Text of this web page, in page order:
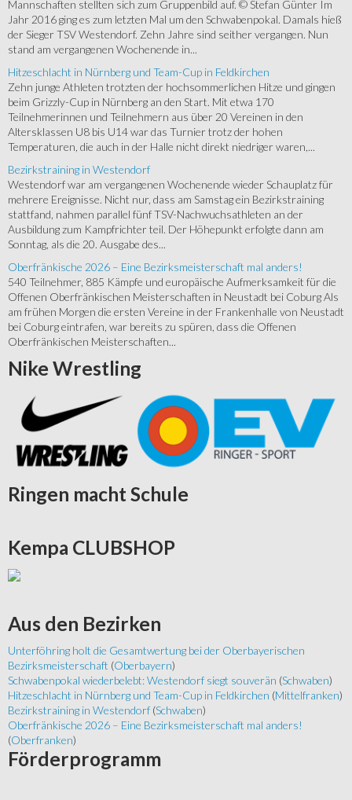
Mannschaften stellten sich zum Gruppenbild auf. © Stefan Günter Im
Jahr 2016 ging es zum letzten Mal um den Schwabenpokal. Damals hieß
der Sieger TSV Westendorf. Zehn Jahre sind seither vergangen. Nun
stand am vergangenen Wochenende in...
Hitzeschlacht in Nürnberg und Team-Cup in Feldkirchen
Zehn junge Athleten trotzten der hochsommerlichen Hitze und gingen
beim Grizzly-Cup in Nürnberg an den Start. Mit etwa 170
Teilnehmerinnen und Teilnehmern aus über 20 Vereinen in den
Altersklassen U8 bis U14 war das Turnier trotz der hohen
Temperaturen, die auch in der Halle nicht direkt niedriger waren,...
Bezirkstraining in Westendorf
Westendorf war am vergangenen Wochenende wieder Schauplatz für
mehrere Ereignisse. Nicht nur, dass am Samstag ein Bezirkstraining
stattfand, nahmen parallel fünf TSV-Nachwuchsathleten an der
Ausbildung zum Kampfrichter teil. Der Höhepunkt erfolgte dann am
Sonntag, als die 20. Ausgabe des...
Oberfränkische 2026 – Eine Bezirksmeisterschaft mal anders!
540 Teilnehmer, 885 Kämpfe und europäische Aufmerksamkeit für die
Offenen Oberfränkischen Meisterschaften in Neustadt bei Coburg Als
am frühen Morgen die ersten Vereine in der Frankenhalle von Neustadt
bei Coburg eintrafen, war bereits zu spüren, dass die Offenen
Oberfränkischen Meisterschaften...
Nike Wrestling
Ringen macht Schule
Kempa CLUBSHOP
Aus den Bezirken
Unterföhring holt die Gesamtwertung bei der Oberbayerischen
Bezirksmeisterschaft (Oberbayern)
Schwabenpokal wiederbelebt: Westendorf siegt souverän (Schwaben)
Hitzeschlacht in Nürnberg und Team-Cup in Feldkirchen (Mittelfranken)
Bezirkstraining in Westendorf (Schwaben)
Oberfränkische 2026 – Eine Bezirksmeisterschaft mal anders!
(Oberfranken)
Förderprogramm